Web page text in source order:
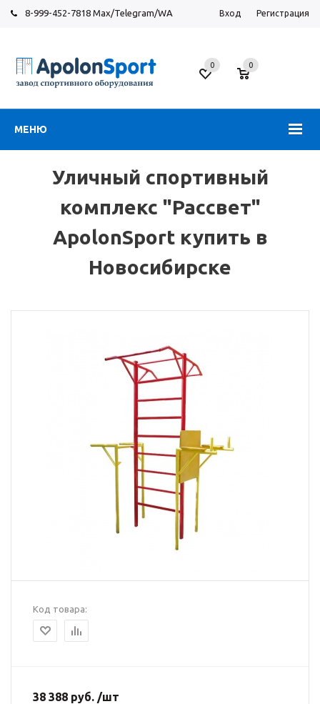
8-999-452-7818 Max/Telegram/WA Вход Регистрация
МЕНЮ
Новосибирск
ул.
0
0
Уличный спортивный
комплекс "Рассвет"
ApolonSport купить в
Новосибирске
Код товара:
38 388 руб. /шт